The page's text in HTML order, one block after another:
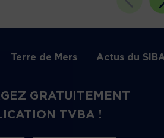
Terre de Mers Actus du
GRATUITEMENT
TVBA !